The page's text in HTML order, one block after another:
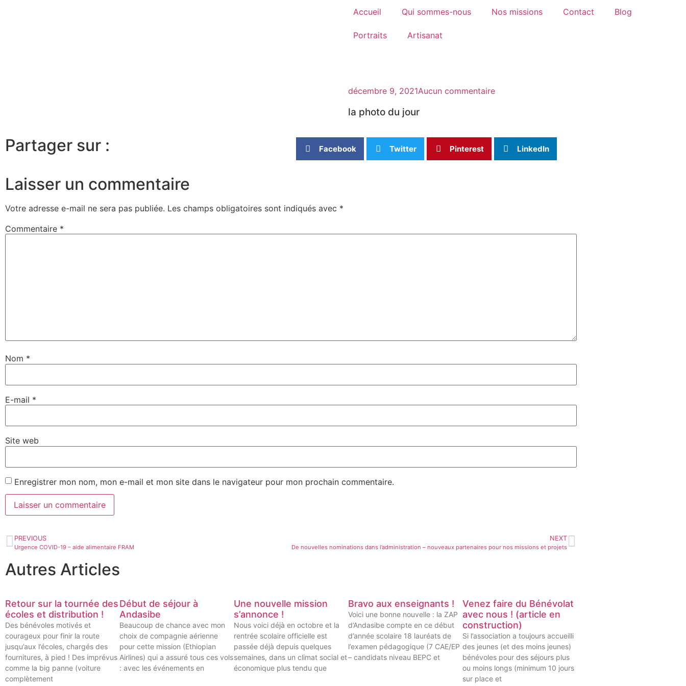
Accueil Qui sommes-nous Nos missions Contact Blog
Portraits Artisanat
décembre 9, 2021Aucun commentaire
la photo du jour
Partager sur : Facebook Twitter Pinterest LinkedIn
Laisser un commentaire
Votre adresse e-mail ne sera pas publiée. Les champs obligatoires sont indiqués avec *
Commentaire *
Nom *
E-mail *
Site web
Enregistrer mon nom, mon e-mail et mon site dans le navigateur pour mon prochain commentaire.
PREVIOUS
Urgence COVID-19 – aide alimentaire FRAM
NEXT
De nouvelles nominations dans l’administration – nouveaux partenaires pour nos missions et projets
Autres Articles
Retour sur la tournée des
écoles et distribution !
Des bénévoles motivés et
courageux pour finir la route
jusqu’aux l’écoles, chargés des
fournitures, à pied ! Des imprévus
comme la big panne (voiture
complètement
Début de séjour à
Andasibe
Beaucoup de chance avec mon
choix de compagnie aérienne
pour cette mission (Ethiopian
Airlines) qui a assuré tous ces vols
: avec les événements en
Une nouvelle mission
s’annonce !
Nous voici déjà en octobre et la
rentrée scolaire officielle est
passée déjà depuis quelques
semaines, dans un climat social et
économique plus tendu que
Bravo aux enseignants !
Voici une bonne nouvelle : la ZAP
d’Andasibe compte en ce début
d’année scolaire 18 lauréats de
l’examen pédagogique (7 CAE/EP
– candidats niveau BEPC et
Venez faire du Bénévolat
avec nous ! (article en
construction)
Si l’association a toujours accueilli
des jeunes (et des moins jeunes)
bénévoles pour des séjours plus
ou moins longs (minimum 10 jours
sur place et